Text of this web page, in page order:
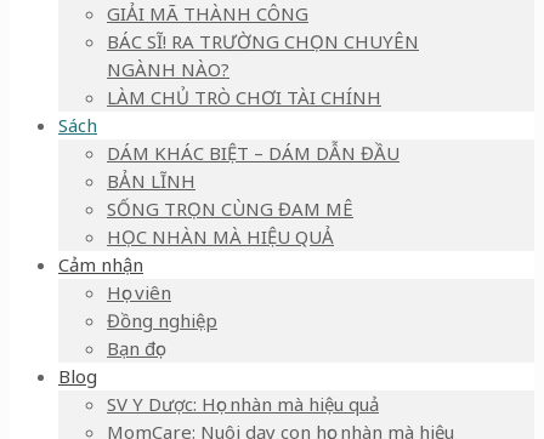
GIẢI MÃ THÀNH CÔNG
BÁC SĨ! RA TRƯỜNG CHỌN CHUYÊN
NGÀNH NÀO?
LÀM CHỦ TRÒ CHƠI TÀI CHÍNH
Sách
DÁM KHÁC BIỆT – DÁM DẪN ĐẦU
BẢN LĨNH
SỐNG TRỌN CÙNG ĐAM MÊ
HỌC NHÀN MÀ HIỆU QUẢ
Cảm nhận
Học viên
Đồng nghiệp
Bạn đọc
Blog
SV Y Dược: Học nhàn mà hiệu quả
MomCare: Nuôi dạy con học nhàn mà hiệu